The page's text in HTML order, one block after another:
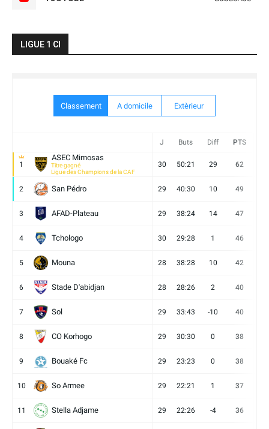
LIGUE 1 CI
Classement A domicile Extèrieur
J Buts Diff PTS
1
ASEC Mimosas
Titre gagné
Ligue des Champions de la CAF
30 50:21 29 62
2 San Pédro 29 40:30 10 49
3 AFAD-Plateau 29 38:24 14 47
4 Tchologo 30 29:28 1 46
5 Mouna 28 38:28 10 42
6 Stade D'abidjan 28 28:26 2 40
7 Sol 29 33:43 -10 40
8 CO Korhogo 29 30:30 0 38
9 Bouaké Fc 29 23:23 0 38
10 So Armee 29 22:21 1 37
11 Stella Adjame 29 22:26 -4 36